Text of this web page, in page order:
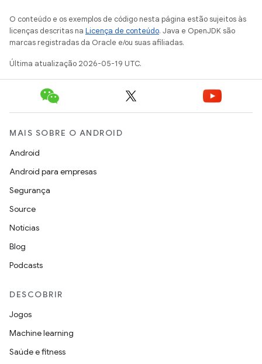
O conteúdo e os exemplos de código nesta página estão sujeitos às
licenças descritas na Licença de conteúdo. Java e OpenJDK são
marcas registradas da Oracle e/ou suas afiliadas.
Última atualização 2026-05-19 UTC.
MAIS SOBRE O ANDROID
Android
Android para empresas
Segurança
Source
Notícias
Blog
Podcasts
DESCOBRIR
Jogos
Machine learning
Saúde e fitness